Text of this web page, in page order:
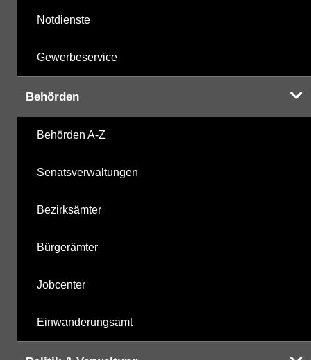
Notdienste
Gewerbeservice
Behörden
Behörden A-Z
Senatsverwaltungen
Bezirksämter
Bürgerämter
Jobcenter
Einwanderungsamt